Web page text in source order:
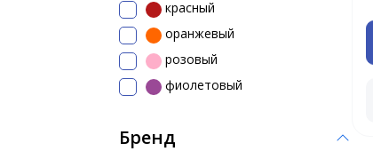
красный
оранжевый
розовый
фиолетовый
Бренд